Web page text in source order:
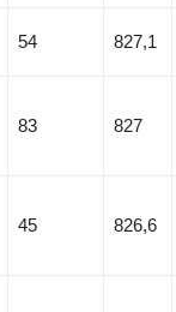
54 827,1
83 827
45 826,6